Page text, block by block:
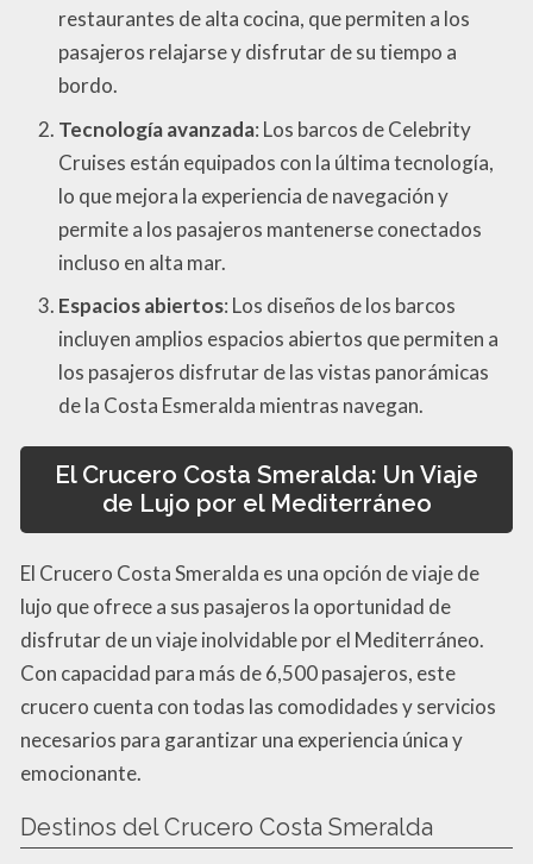
restaurantes de alta cocina, que permiten a los
pasajeros relajarse y disfrutar de su tiempo a
bordo.
Tecnología avanzada: Los barcos de Celebrity
Cruises están equipados con la última tecnología,
lo que mejora la experiencia de navegación y
permite a los pasajeros mantenerse conectados
incluso en alta mar.
Espacios abiertos: Los diseños de los barcos
incluyen amplios espacios abiertos que permiten a
los pasajeros disfrutar de las vistas panorámicas
de la Costa Esmeralda mientras navegan.
El Crucero Costa Smeralda: Un Viaje
de Lujo por el Mediterráneo
El Crucero Costa Smeralda es una opción de viaje de
lujo que ofrece a sus pasajeros la oportunidad de
disfrutar de un viaje inolvidable por el Mediterráneo.
Con capacidad para más de 6,500 pasajeros, este
crucero cuenta con todas las comodidades y servicios
necesarios para garantizar una experiencia única y
emocionante.
Destinos del Crucero Costa Smeralda